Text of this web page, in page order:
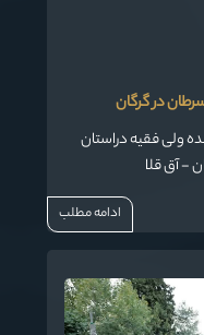
در گرگان
ولی فقیه دراستان
- آق قلا
ادامه مطلب